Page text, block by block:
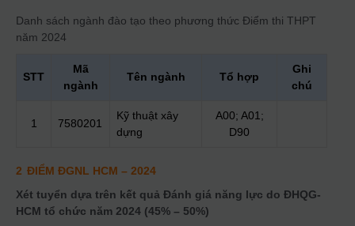
Danh sách ngành đào tạo theo phương thức Điểm thi THPT
năm 2024
STT
Mã
ngành
Tên ngành Tổ hợp
Ghi
chú
1 7580201
Kỹ thuật xây
dựng
A00; A01;
D90
2 ĐIỂM ĐGNL HCM – 2024
Xét tuyển dựa trên kết quả Đánh giá năng lực do ĐHQG-
HCM tổ chức năm 2024 (45% – 50%)